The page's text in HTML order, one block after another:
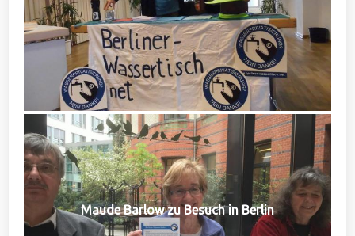
Maude Barlow zu Besuch in Berlin